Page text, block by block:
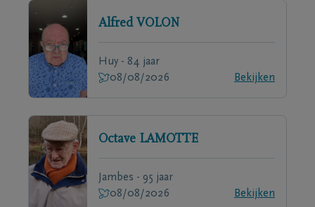
Alfred VOLON
Huy - 84 jaar
08/08/2026
Bekijken
Octave LAMOTTE
Jambes - 95 jaar
08/08/2026
Bekijken